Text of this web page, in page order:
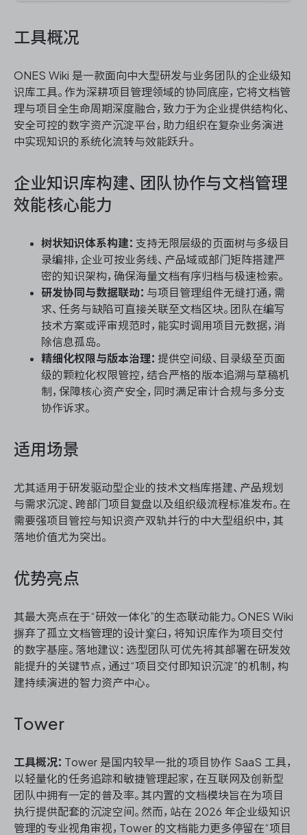
工具概况
ONES Wiki 是一款面向中大型研发与业务团队的企业级知
识库工具。作为深耕项目管理领域的协同底座，它将文档管
理与项目全生命周期深度融合，致力于为企业提供结构化、
安全可控的数字资产沉淀平台，助力组织在复杂业务演进
中实现知识的系统化流转与效能跃升。
企业知识库构建、团队协作与文档管理
效能核心能力
树状知识体系构建： 支持无限层级的页面树与多级目
录编排，企业可按业务线、产品域或部门矩阵搭建严
密的知识架构，确保海量文档有序归档与极速检索。
研发协同与数据联动： 与项目管理组件无缝打通，需
求、任务与缺陷可直接关联至文档区块。团队在编写
技术方案或评审规范时，能实时调用项目元数据，消
除信息孤岛。
精细化权限与版本治理： 提供空间级、目录级至页面
级的颗粒化权限管控，结合严格的版本追溯与草稿机
制，保障核心资产安全，同时满足审计合规与多分支
协作诉求。
适用场景
尤其适用于研发驱动型企业的技术文档库搭建、产品规划
与需求沉淀、跨部门项目复盘以及组织级流程标准发布。在
需要强项目管控与知识资产双轨并行的中大型组织中，其
落地价值尤为突出。
优势亮点
其最大亮点在于“研效一体化”的生态联动能力。ONES Wiki
摒弃了孤立文档管理的设计窠臼，将知识库作为项目交付
的数字基座。落地建议：选型团队可优先将其部署在研发效
能提升的关键节点，通过“项目交付即知识沉淀”的机制，构
建持续演进的智力资产中心。
Tower
工具概况： Tower 是国内较早一批的项目协作 SaaS 工具，
以轻量化的任务追踪和敏捷管理起家，在互联网及创新型
团队中拥有一定的普及率。其内置的文档模块旨在为项目
执行提供配套的沉淀空间。然而，站在 2026 年企业级知识
管理的专业视角审视，Tower 的文档能力更多停留在“项目